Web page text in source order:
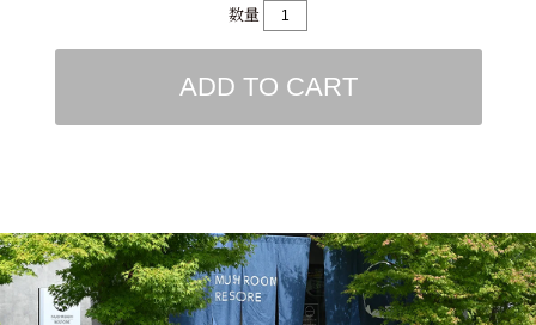
数量
ADD TO CART